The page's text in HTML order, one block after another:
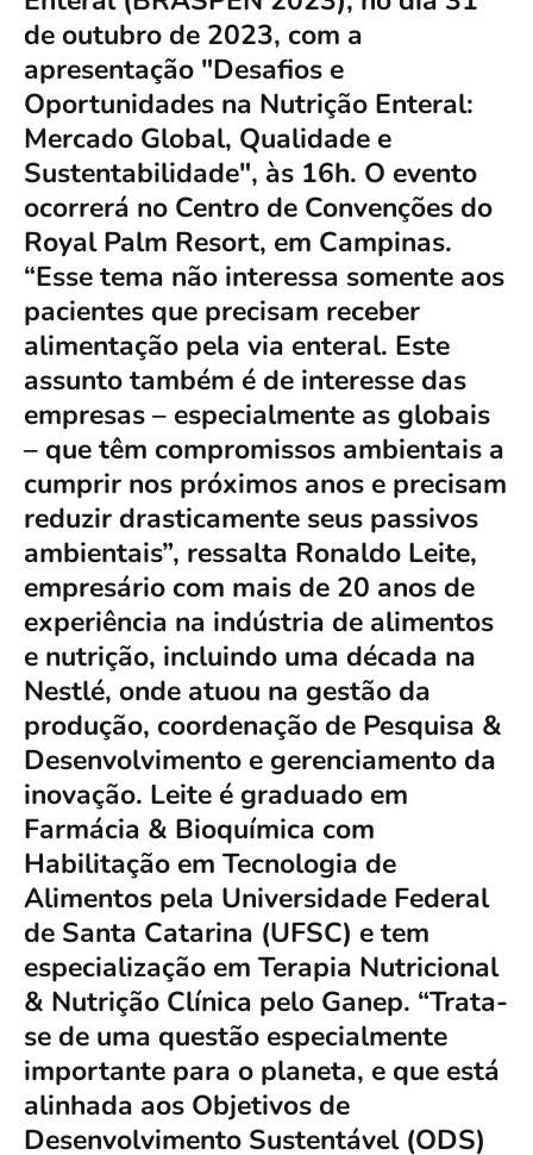
de outubro de 2023, com a
apresentação "Desafios e
Oportunidades na Nutrição Enteral:
Mercado Global, Qualidade e
Sustentabilidade", às 16h. O evento
ocorrerá no Centro de Convenções do
Royal Palm Resort, em Campinas.
“Esse tema não interessa somente aos
pacientes que precisam receber
alimentação pela via enteral. Este
assunto também é de interesse das
empresas – especialmente as globais
– que têm compromissos ambientais a
cumprir nos próximos anos e precisam
reduzir drasticamente seus passivos
ambientais”, ressalta Ronaldo Leite,
empresário com mais de 20 anos de
experiência na indústria de alimentos
e nutrição, incluindo uma década na
Nestlé, onde atuou na gestão da
produção, coordenação de Pesquisa &
Desenvolvimento e gerenciamento da
inovação. Leite é graduado em
Farmácia & Bioquímica com
Habilitação em Tecnologia de
Alimentos pela Universidade Federal
de Santa Catarina (UFSC) e tem
especialização em Terapia Nutricional
& Nutrição Clínica pelo Ganep. “Trata-
se de uma questão especialmente
importante para o planeta, e que está
alinhada aos Objetivos de
Desenvolvimento Sustentável (ODS)